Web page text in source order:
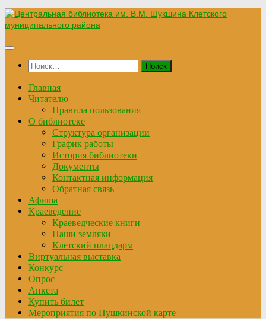
Перейти
к
Найти:
Главная
Читателю
Правила пользования
О библиотеке
Структура организации
График работы
История библиотеки
Документы
Контактная информация
Обратная связь
Афиша
Краеведение
Краеведческие книги
Наши земляки
Клетский плацдарм
Виртуальная выставка
Конкурс
Опрос
Анкета
Купить билет
Мероприятия по Пушкинской карте